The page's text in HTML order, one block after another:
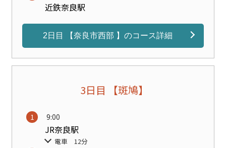
近鉄奈良駅
2日目 【奈良市西部 】のコース詳細
3日目 【斑鳩】
9:00
JR奈良駅
電車 12分